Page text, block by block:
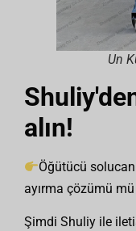
Un
alın!
Öğütücü
ayırma çözümü
Şimdi Shuliy ile